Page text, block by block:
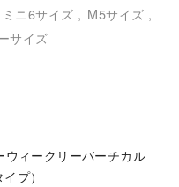
ミニ6サイズ
M5サイズ
サイズ
ウィークリーバーチカル
プ）